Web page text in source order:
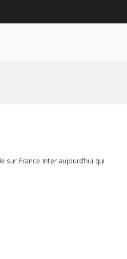
sur France Inter aujourd’hui qui